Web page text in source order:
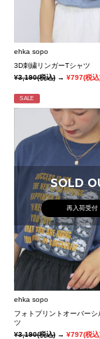
ehka sopo
3D刺繍リンガーTシャツ
¥3,190(税込) → ¥797(税
SALE
SOLD
再入荷受付
ehka sopo
フォトプリントオーバーシ
ツ
¥3,190(税込) → ¥797(税